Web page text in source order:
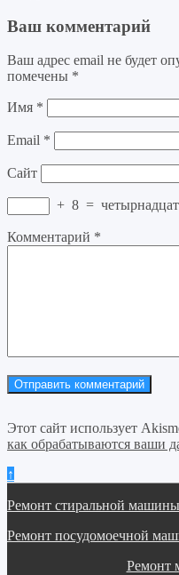
Ваш комментарий
Ваш адрес email не будет
помечены *
Имя *
Email *
Сайт
+ 8 =
Комментарий *
Этот сайт использует
как обрабатываются ваши
↑
Ремонт стиральной машины
Ремонт посудомоечной
Ремонт